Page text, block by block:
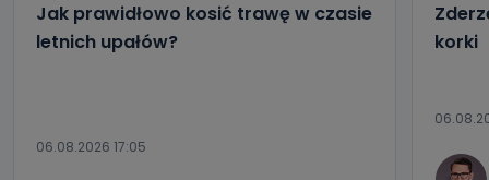
Jak prawidłowo kosić trawę w czasie
letnich upałów?
06.08.2026 17:05
korki